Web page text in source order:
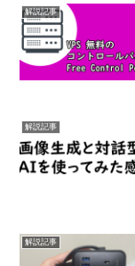
解説記事
解説記事
解説記事